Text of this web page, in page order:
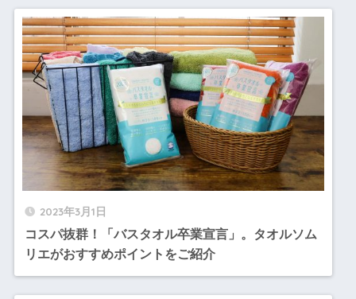
2023年3月1日
コスパ抜群！「バスタオル卒業宣言」。タオルソム
リエがおすすめポイントをご紹介